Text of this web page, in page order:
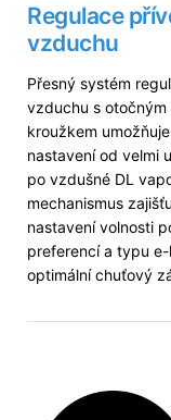
Regulace
vzduchu
Přesný systém
vzduchu s otočným
kroužkem
nastavení od velmi
po vzdušné DL
mechanismus
nastavení volnosti
preferencí a typu
optimální chuťový